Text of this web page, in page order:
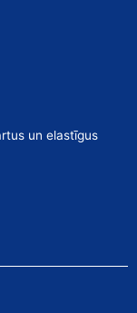
un elastīgus